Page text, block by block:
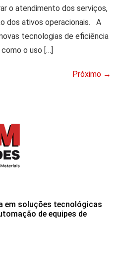
o atendimento dos serviços,
dos ativos operacionais. A
tecnologias de eficiência
o uso […]
Próximo →
em soluções tecnológicas
de equipes de